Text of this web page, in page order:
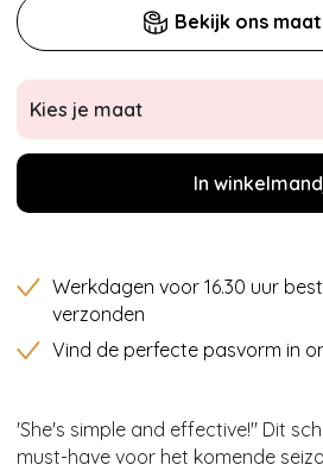
Bekijk ons
Kies je maat
In
Werkdagen voor 16.30 uur
verzonden
Vind de perfecte pasvorm in
'She's simple and effective!'' Dit
must-have voor het komende